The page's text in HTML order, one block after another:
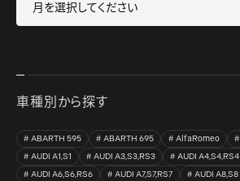
車種別から探す
ABARTH 595 ABARTH 695 AlfaRomeo
AUDI A1,S1
AUDI A3,S3,RS3 AUDI A4,S4,RS4
AUDI A6,S6,RS6
AUDI A7,S7,RS7 AUDI A8,S8